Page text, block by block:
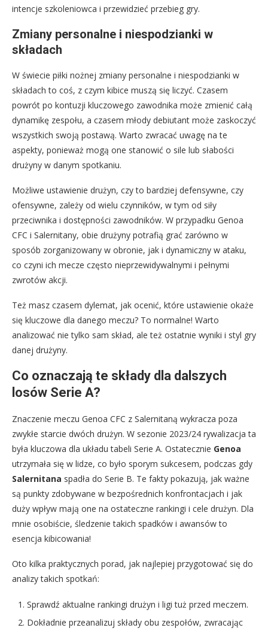
intencje szkoleniowca i przewidzieć przebieg gry.
Zmiany personalne i niespodzianki w
składach
W świecie piłki nożnej zmiany personalne i niespodzianki w
składach to coś, z czym kibice muszą się liczyć. Czasem
powrót po kontuzji kluczowego zawodnika może zmienić całą
dynamikę zespołu, a czasem młody debiutant może zaskoczyć
wszystkich swoją postawą. Warto zwracać uwagę na te
aspekty, ponieważ mogą one stanowić o sile lub słabości
drużyny w danym spotkaniu.
Możliwe ustawienie drużyn, czy to bardziej defensywne, czy
ofensywne, zależy od wielu czynników, w tym od siły
przeciwnika i dostępności zawodników. W przypadku Genoa
CFC i Salernitany, obie drużyny potrafią grać zarówno w
sposób zorganizowany w obronie, jak i dynamiczny w ataku,
co czyni ich mecze często nieprzewidywalnymi i pełnymi
zwrotów akcji.
Też masz czasem dylemat, jak ocenić, które ustawienie okaże
się kluczowe dla danego meczu? To normalne! Warto
analizować nie tylko sam skład, ale też ostatnie wyniki i styl gry
danej drużyny.
Co oznaczają te składy dla dalszych
losów Serie A?
Znaczenie meczu Genoa CFC z Salernitaną wykracza poza
zwykłe starcie dwóch drużyn. W sezonie 2023/24 rywalizacja ta
była kluczowa dla układu tabeli Serie A. Ostatecznie Genoa
utrzymała się w lidze, co było sporym sukcesem, podczas gdy
Salernitana spadła do Serie B. Te fakty pokazują, jak ważne
są punkty zdobywane w bezpośrednich konfrontacjach i jak
duży wpływ mają one na ostateczne rankingi i cele drużyn. Dla
mnie osobiście, śledzenie takich spadków i awansów to
esencja kibicowania!
Oto kilka praktycznych porad, jak najlepiej przygotować się do
analizy takich spotkań:
Sprawdź aktualne rankingi drużyn i ligi tuż przed meczem.
Dokładnie przeanalizuj składy obu zespołów, zwracając